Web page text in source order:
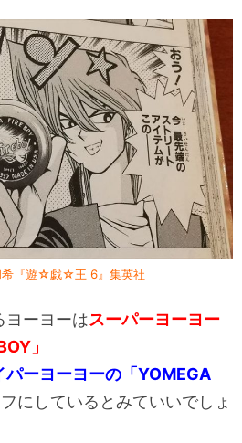
希『遊☆戯☆王 6』集英社
ヨーヨーはスーパーヨーヨー
」
パーヨーヨーの「YOMEGA
にしているとみていいでしょ